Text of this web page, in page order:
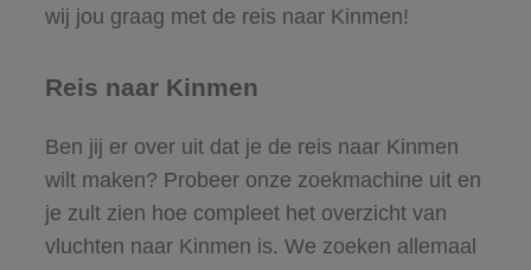
wij jou graag met de reis naar Kinmen!
Reis naar Kinmen
Ben jij er over uit dat je de reis naar Kinmen
wilt maken? Probeer onze zoekmachine uit en
je zult zien hoe compleet het overzicht van
vluchten naar Kinmen is. We zoeken allemaal